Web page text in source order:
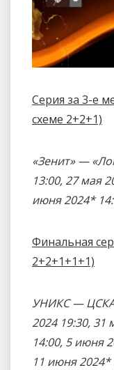
Серия за 3-е
схеме 2+2+1)
«Зенит» —
13:00, 27 мая
июня 2024*
Финальная
2+2+1+1+1)
УНИКС —
2024 19:30, 31
14:00, 5 июня
11 июня 2024*